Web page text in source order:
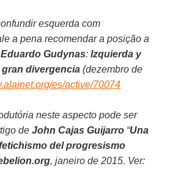
esquerda com
a pena recomendar a posição a
Eduardo Gudynas:Izquierda y
divergencia (dezembro de
es/active/70074
neste aspecto pode ser
deJohn Cajas Guijarro “Una
del progresismo
, janeiro de 2015. Ver: